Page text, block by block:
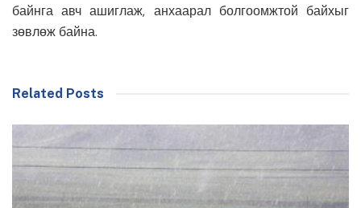
байнга авч ашиглаж, анхаарал болгоомжтой байхыг
зөвлөж байна.
Related Posts